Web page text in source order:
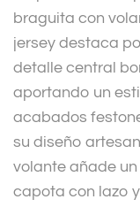
braguita con
jersey destaca
detalle central
aportando un
acabados
su diseño
volante añade
capota con lazo